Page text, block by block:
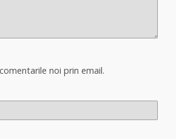
noi prin email.